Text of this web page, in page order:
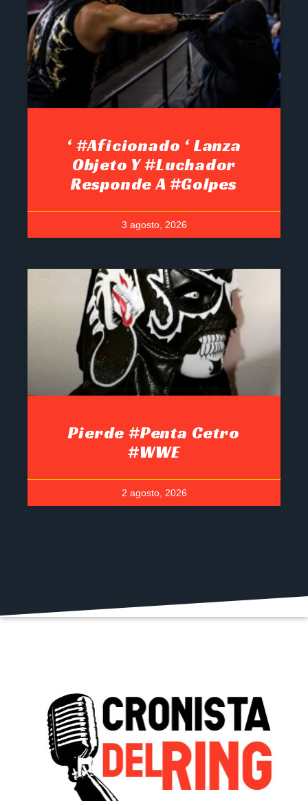
‘ #Aficionado ‘ Lanza
Objeto Y #luchador
Responde A #golpes
3 agosto, 2026
Pierde #Penta Cetro
#WWE
2 agosto, 2026